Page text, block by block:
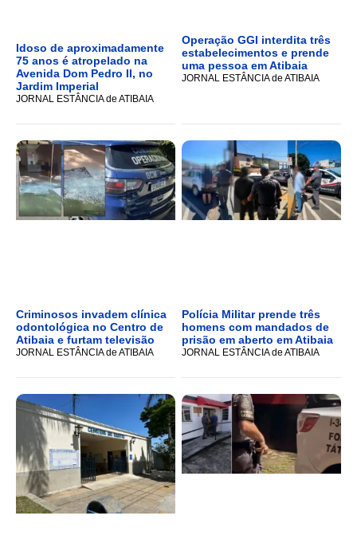
Idoso de aproximadamente
75 anos é atropelado na
Avenida Dom Pedro II, no
Jardim Imperial
JORNAL ESTÂNCIA de ATIBAIA
Operação GGI interdita três
estabelecimentos e prende
uma pessoa em Atibaia
JORNAL ESTÂNCIA de ATIBAIA
Criminosos invadem clínica
odontológica no Centro de
Atibaia e furtam televisão
JORNAL ESTÂNCIA de ATIBAIA
Polícia Militar prende três
homens com mandados de
prisão em aberto em Atibaia
JORNAL ESTÂNCIA de ATIBAIA